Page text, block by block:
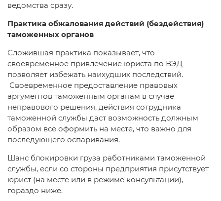
ведомства сразу.
Практика обжалования действий (бездействия)
таможенных органов
Сложившая практика показывает, что
своевременное привлечение юриста по ВЭД
позволяет избежать наихудших последствий.
Своевременное предоставление правовых
аргументов таможенным органам в случае
неправового решения, действия сотрудника
таможенной службы даст возможность должным
образом все оформить на месте, что важно для
последующего оспаривания.
Шанс блокировки груза работниками таможенной
службы, если со стороны предприятия присутствует
юрист (на месте или в режиме консультации),
гораздо ниже.